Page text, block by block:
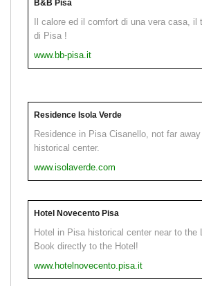
B&B Pisa
Il calore ed il comfort di una vera casa, il
di Pisa !
www.bb-pisa.it
Residence Isola Verde
Residence in Pisa Cisanello, not far
historical center.
www.isolaverde.com
Hotel Novecento Pisa
Hotel in Pisa historical center near to the
Book directly to the Hotel!
www.hotelnovecento.pisa.it